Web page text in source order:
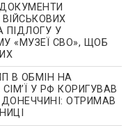
ПІДЛОГУ У
«МУЗЕЇ СВО», ЩОБ
В ОБМІН НА
У РФ КОРИГУВАВ
ОТРИМАВ